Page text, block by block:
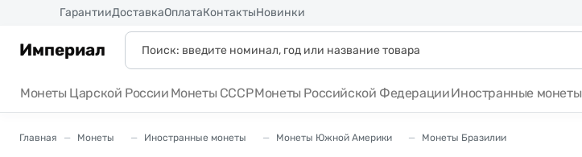
ГарантииДоставкаОплатаКонтактыНовинки
Империал
Монеты Царской России Монеты СССРМонеты Российской ФедерацииИностранные монеты
Главная Монеты Иностранные монеты Монеты Южной Америки Монеты Бразилии